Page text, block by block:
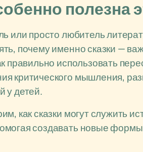
полезна
или просто любитель
почему именно сказки —
правильно использовать
критического мышления,
у детей.
как сказки могут служить
создавать новые